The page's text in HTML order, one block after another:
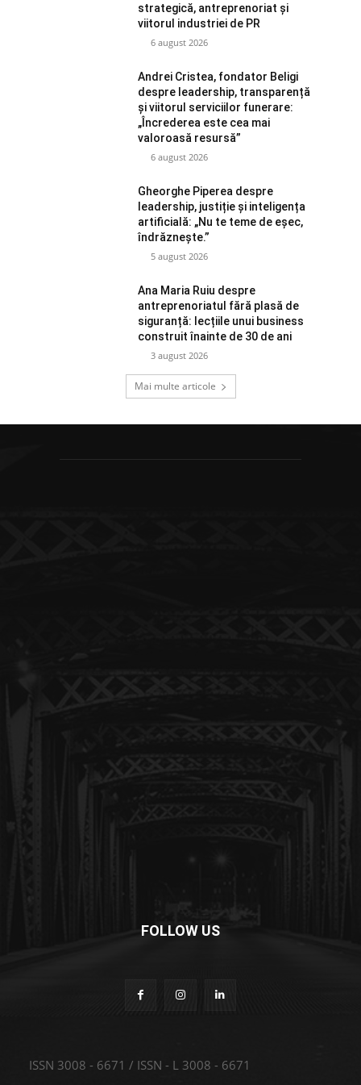
strategică, antreprenoriat și
viitorul industriei de PR
6 august 2026
Andrei Cristea, fondator Beligi
despre leadership, transparență
și viitorul serviciilor funerare:
„Încrederea este cea mai
valoroasă resursă”
6 august 2026
Gheorghe Piperea despre
leadership, justiție și inteligența
artificială: „Nu te teme de eșec,
îndrăznește.”
5 august 2026
Ana Maria Ruiu despre
antreprenoriatul fără plasă de
siguranță: lecțiile unui business
construit înainte de 30 de ani
3 august 2026
Mai multe articole
FOLLOW US
ISSN 3008 - 6671 / ISSN - L 3008 - 6671